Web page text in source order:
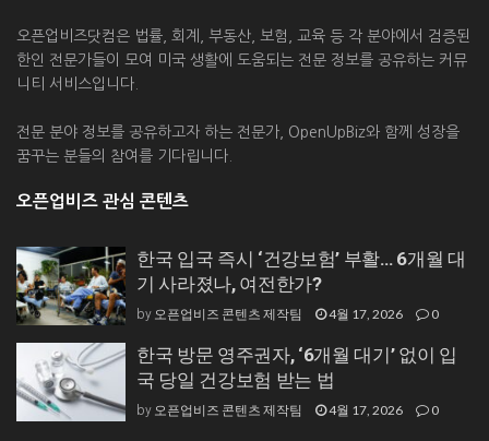
오픈업비즈닷컴은 법률, 회계, 부동산, 보험, 교육 등 각 분야에서 검증된
한인 전문가들이 모여 미국 생활에 도움되는 전문 정보를 공유하는 커뮤
니티 서비스입니다.
전문 분야 정보를 공유하고자 하는 전문가, OpenUpBiz와 함께 성장을
꿈꾸는 분들의 참여를 기다립니다.
오픈업비즈 관심 콘텐츠
한국 입국 즉시 ‘건강보험’ 부활… 6개월 대
기 사라졌나, 여전한가?
by 오픈업비즈 콘텐츠 제작팀 4월 17, 2026 0
한국 방문 영주권자, ‘6개월 대기’ 없이 입
국 당일 건강보험 받는 법
by 오픈업비즈 콘텐츠 제작팀 4월 17, 2026 0